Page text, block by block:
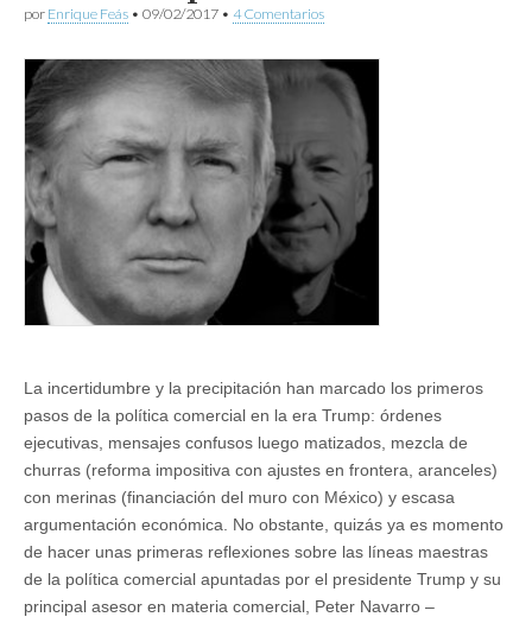
por Enrique Feás • 09/02/2017 • 4 Comentarios
La incertidumbre y la precipitación han marcado los primeros
pasos de la política comercial en la era Trump: órdenes
ejecutivas, mensajes confusos luego matizados, mezcla de
churras (reforma impositiva con ajustes en frontera, aranceles)
con merinas (financiación del muro con México) y escasa
argumentación económica. No obstante, quizás ya es momento
de hacer unas primeras reflexiones sobre las líneas maestras
de la política comercial apuntadas por el presidente Trump y su
principal asesor en materia comercial, Peter Navarro –